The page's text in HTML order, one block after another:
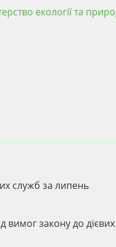
екології та
служб за липень
вимог закону до